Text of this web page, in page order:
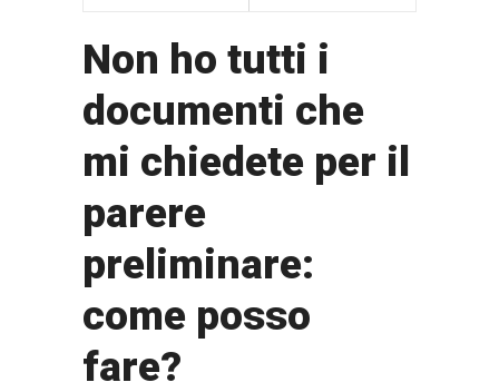
Non ho tutti i
documenti che
mi chiedete per il
parere
preliminare:
come posso
fare?